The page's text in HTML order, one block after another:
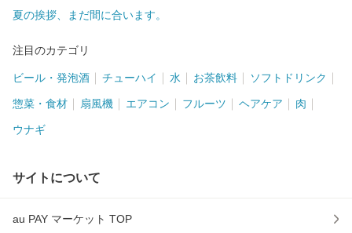
夏の挨拶、まだ間に合います。
注目のカテゴリ
ビール・発泡酒 チューハイ 水 お茶飲料 ソフトドリンク
惣菜・食材 扇風機 エアコン フルーツ ヘアケア 肉
ウナギ
サイトについて
au PAY マーケット TOP